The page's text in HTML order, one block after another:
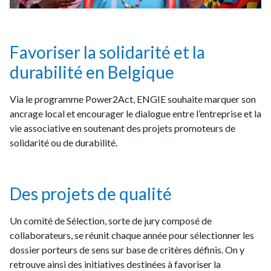
Favoriser la solidarité et la
durabilité en Belgique
Via le programme Power2Act, ENGIE souhaite marquer son
ancrage local et encourager le dialogue entre l’entreprise et la
vie associative en soutenant des projets promoteurs de
solidarité ou de durabilité.
Des projets de qualité
Un comité de Sélection, sorte de jury composé de
collaborateurs, se réunit chaque année pour sélectionner les
dossier porteurs de sens sur base de critères définis. On y
retrouve ainsi des initiatives destinées à favoriser la